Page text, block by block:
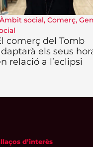
Àmbit social, Comerç,
comerç del Tomb
els seus
relació a l’eclipsi
d’interès